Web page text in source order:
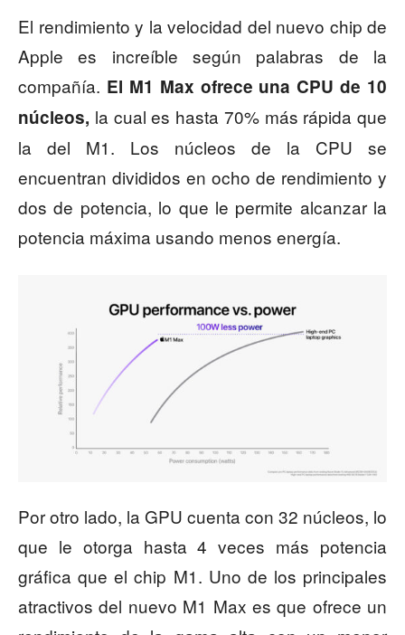
El rendimiento y la velocidad del nuevo chip de
Apple es increíble según palabras de la
compañía. El M1 Max ofrece una CPU de 10
núcleos, la cual es hasta 70% más rápida que
la del M1. Los núcleos de la CPU se
encuentran divididos en ocho de rendimiento y
dos de potencia, lo que le permite alcanzar la
potencia máxima usando menos energía.
Por otro lado, la GPU cuenta con 32 núcleos, lo
que le otorga hasta 4 veces más potencia
gráfica que el chip M1. Uno de los principales
atractivos del nuevo M1 Max es que ofrece un